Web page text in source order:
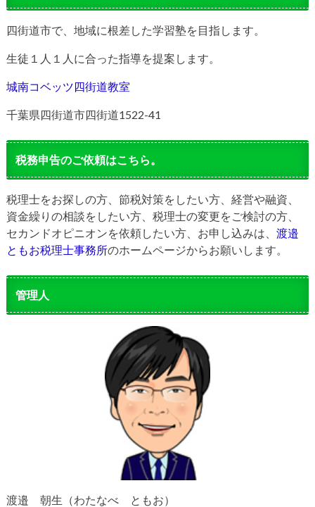
四街道市で、地域に根差した学習塾を目指します。
生徒１人１人に合った指導を提案します。
城南コベッツ四街道教室
千葉県四街道市四街道1522-41
税務申告のご依頼はこちら。
税理士をお探しの方、節税対策をしたい方、経営や融資、
資金繰りの相談をしたい方、税理士の変更をご検討の方、
セカンドオピニオンを依頼したい方、お申し込みは、 渡邉
ともお税理士事務所のホームページからお願いします。
管理人
渡邉 朝生（わたなべ ともお）